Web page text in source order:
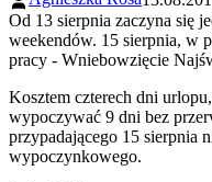
Od 13 sierpnia zaczyna się
weekendów. 15 sierpnia, w
pracy - Wniebowzięcie
Kosztem czterech dni
wypoczywać 9 dni bez
przypadającego 15 sierpnia
wypoczynkowego.